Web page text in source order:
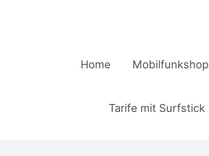
Home Mobilfunkshop
Tarife mit Surfstick